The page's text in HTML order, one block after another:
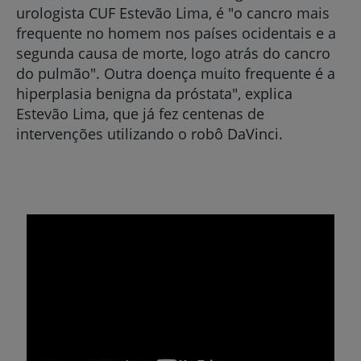
urologista CUF Estevão Lima, é "o cancro mais
frequente no homem nos países ocidentais e a
segunda causa de morte, logo atrás do cancro
do pulmão". Outra doença muito frequente é a
hiperplasia benigna da próstata", explica
Estevão Lima, que já fez centenas de
intervenções utilizando o robô DaVinci.